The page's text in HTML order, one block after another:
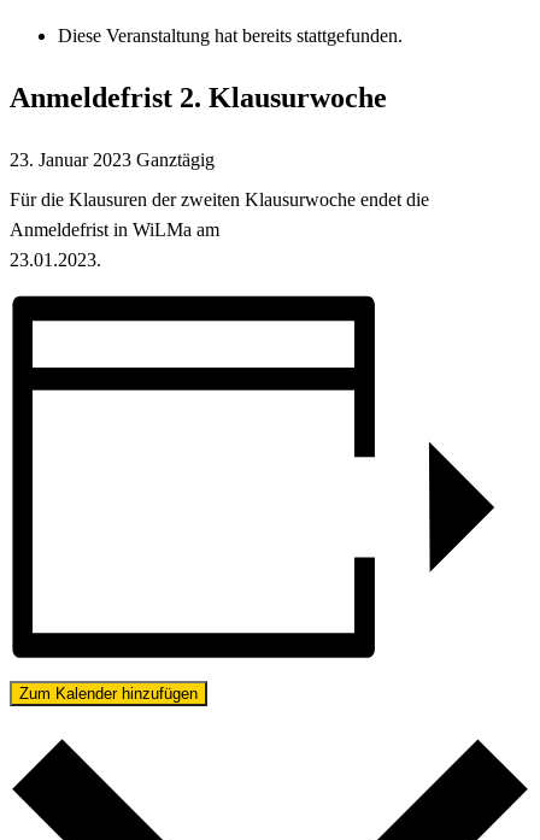
Diese Veranstaltung hat bereits stattgefunden.
Anmeldefrist 2. Klausurwoche
23. Januar 2023 Ganztägig
Für die Klausuren der zweiten Klausurwoche endet die
Anmeldefrist in WiLMa am
23.01.2023.
Zum Kalender hinzufügen